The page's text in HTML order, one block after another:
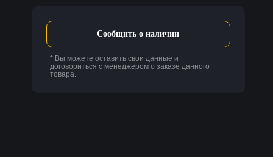
Сообщить о наличии
* Вы можете оставить свои данные и
договориться с менеджером о заказе данного
товара.